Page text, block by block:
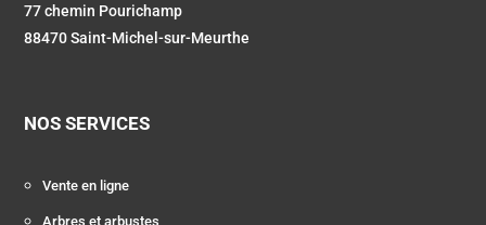
77 chemin Pourichamp
88470 Saint-Michel-sur-Meurthe
NOS SERVICES
Vente en ligne
Arbres et arbustes